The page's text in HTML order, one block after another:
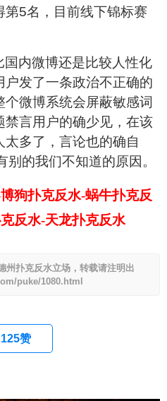
第5名，目前线下锦标赛
内微博还是比较人性化
发了一条政治不正确的
微博系统会屏蔽敏感词
言用户的确少见，在该
多了，言论也的确自
别的我们不知道的原因。
狗扑克反水-蜗牛扑克反
反水-天龙扑克反水
州扑克反水立场，转载请注明出
puke/1080.html
赞